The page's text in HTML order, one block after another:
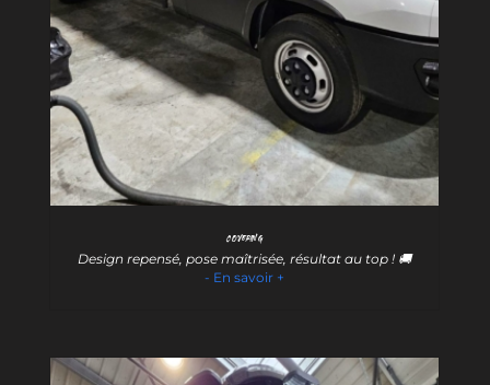
Covering
Design repensé, pose maîtrisée, résultat au top ! 🚚
- En savoir +